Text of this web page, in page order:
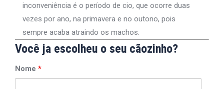
inconveniência é o período de cio, que ocorre duas
vezes por ano, na primavera e no outono, pois
sempre acaba atraindo os machos.
Você ja escolheu o seu cãozinho?
Nome *